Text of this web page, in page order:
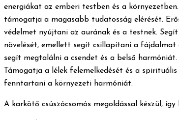
energiákat az emberi testben és a
támogatja a magasabb tudatosság elérését.
védelmet nyújtani az aurának és a testnek.
növelését, emellett segít csillapítani a fájdalmat
segít megtalálni a csendet és a belső
Támogatja a lélek felemelkedését és a
fenntartani a környezeti harmóniát.
A karkötő csúszócsomós megoldással készül,